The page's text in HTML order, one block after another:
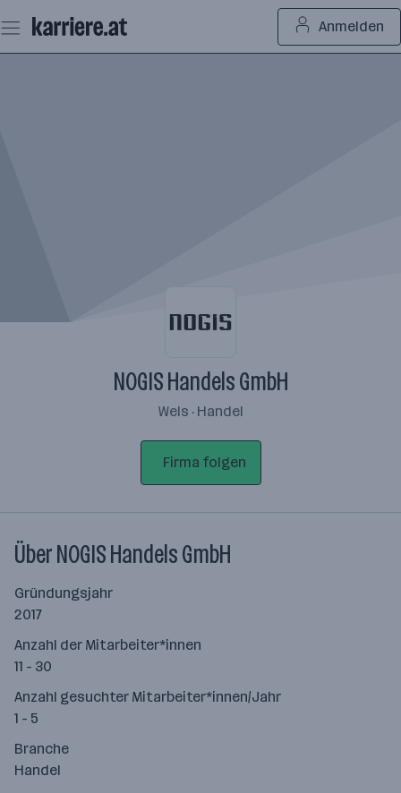
Seiteninhalt
springen
Anmelden
NOGIS Handels GmbH
Wels · Handel
Firma folgen
Über NOGIS Handels GmbH
Gründungsjahr
2017
Anzahl der Mitarbeiter*innen
11 - 30
Anzahl gesuchter Mitarbeiter*innen/Jahr
1 - 5
Branche
Handel